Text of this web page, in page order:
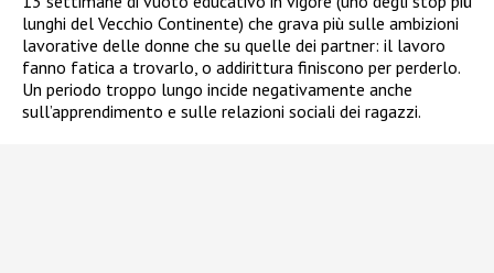
lunghi del Vecchio Continente) che grava più sulle ambizioni
lavorative delle donne che su quelle dei partner: il lavoro
fanno fatica a trovarlo, o addirittura finiscono per perderlo.
Un periodo troppo lungo incide negativamente anche
sull’apprendimento e sulle relazioni sociali dei ragazzi.